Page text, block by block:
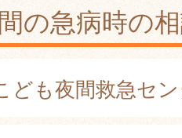
の急病時の
ども夜間救急セ